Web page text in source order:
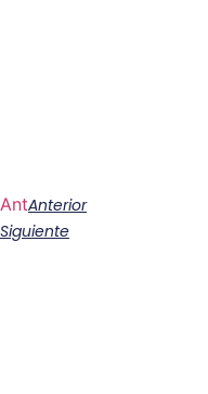
AntAnterior
Siguiente